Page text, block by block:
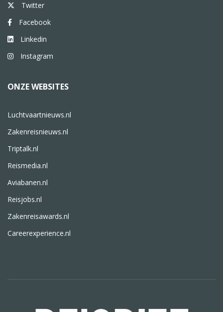
Twitter
Facebook
Linkedin
Instagram
ONZE WEBSITES
Luchtvaartnieuws.nl
Zakenreisnieuws.nl
Triptalk.nl
Reismedia.nl
Aviabanen.nl
Reisjobs.nl
Zakenreisawards.nl
Careerexperience.nl